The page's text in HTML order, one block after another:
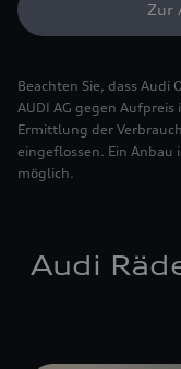
Zur
Beachten Sie, dass
AUDI AG gegen
Ermittlung der
eingeflossen. Ein Anbau
möglich.
Audi